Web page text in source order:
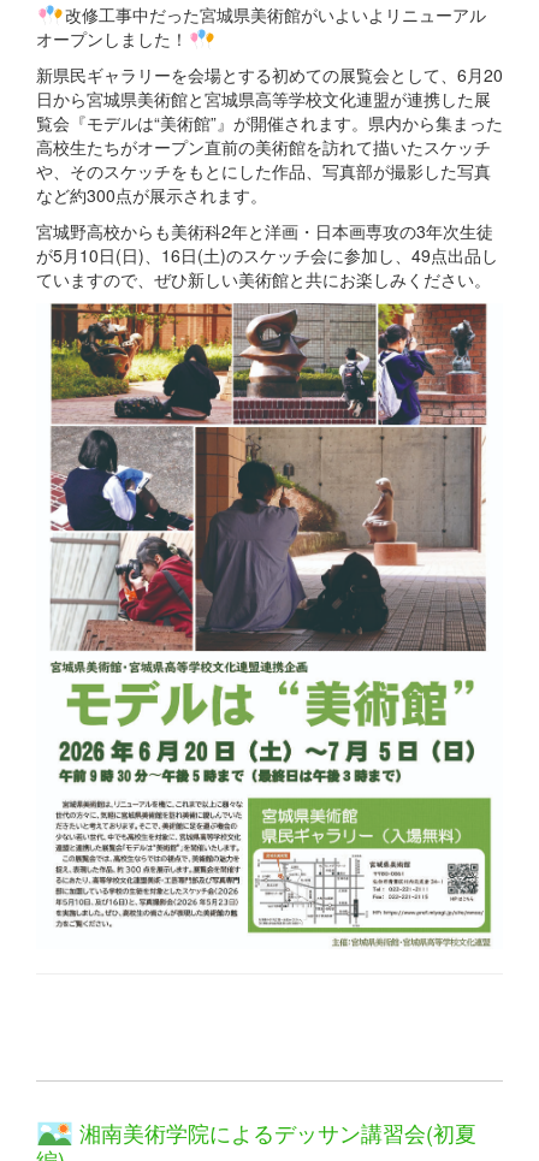
改修工事中だった宮城県美術館がいよいよリニューアル
オープンしました！
新県民ギャラリーを会場とする初めての展覧会として、6月20
日から宮城県美術館と宮城県高等学校文化連盟が連携した展
覧会『モデルは“美術館”』が開催されます。県内から集まった
高校生たちがオープン直前の美術館を訪れて描いたスケッチ
や、そのスケッチをもとにした作品、写真部が撮影した写真
など約300点が展示されます。
宮城野高校からも美術科2年と洋画・日本画専攻の3年次生徒
が5月10日(日)、16日(土)のスケッチ会に参加し、49点出品し
ていますので、ぜひ新しい美術館と共にお楽しみください。
湘南美術学院によるデッサン講習会(初夏